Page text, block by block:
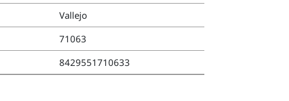
Vallejo
71063
8429551710633